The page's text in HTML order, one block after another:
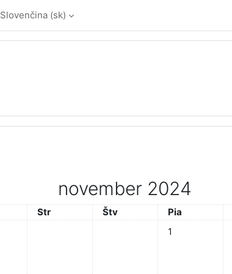
Slovenčina ‎(sk)‎
november 2024
Streda
Str Štvrtok
Štv Piatok
Pia
Žiadne udalosti,
1